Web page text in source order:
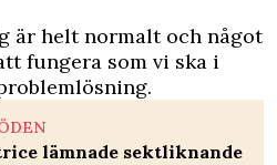
är helt normalt och något
fungera som vi ska i
lämnade sektliknande